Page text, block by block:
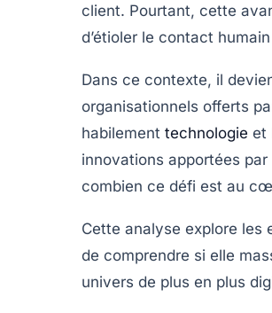
client. Pourtant, cette
d’étioler le contact
Dans ce contexte, il
organisationnels offerts
habilement technologie et
innovations apportées
combien ce défi est au
Cette analyse explore les
de comprendre si elle
univers de plus en plus